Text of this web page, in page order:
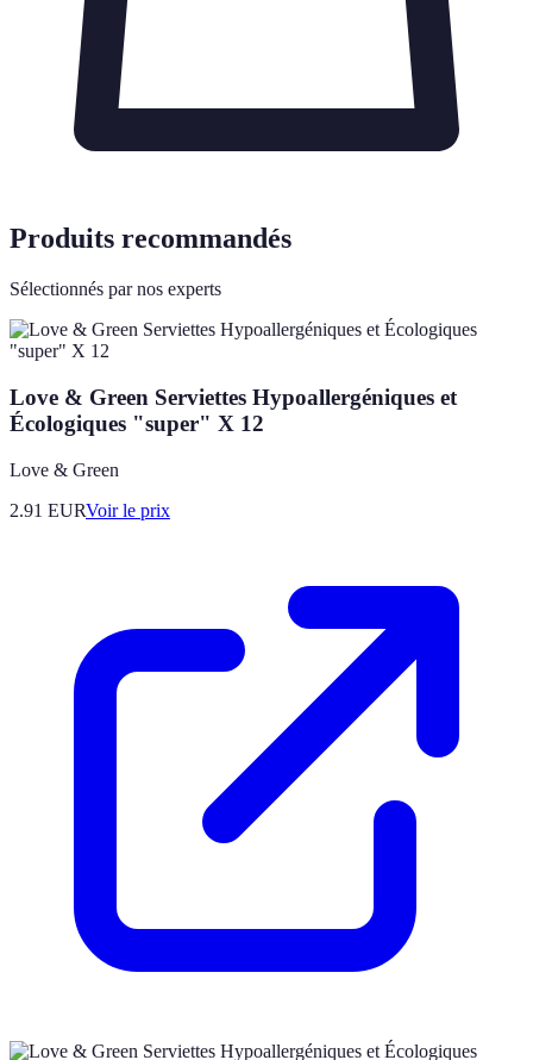
Produits recommandés
Sélectionnés par nos experts
Love & Green Serviettes Hypoallergéniques et
Écologiques "super" X 12
Love & Green
2.91 EURVoir le prix